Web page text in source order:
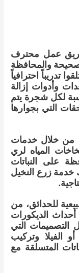
فريق عمل محترف
والمحافظة
تدريباً احترافياً
وأدوات إزالة
لكل شجرة يتم
التي بجوارها
من خلال خدمات
المياه لري
على النباتات
خدمة زرع النخيل
للحدائق، من
الديكورات
التصميمات التي
الفيلا وتركيب
المتسلقة مع